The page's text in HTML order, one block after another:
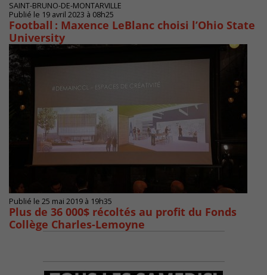
SAINT-BRUNO-DE-MONTARVILLE
Publié le 19 avril 2023 à 08h25
Football : Maxence LeBlanc choisi l’Ohio State
University
Publié le 25 mai 2019 à 19h35
Plus de 36 000$ récoltés au profit du Fonds
Collège Charles-Lemoyne